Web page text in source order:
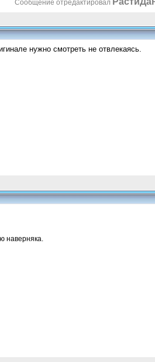
Сообщение отредактировал
нужно смотреть не отвлекаясь.
наверняка.